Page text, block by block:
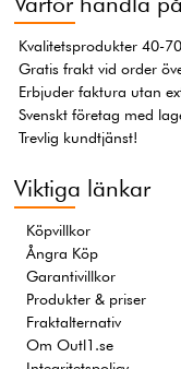
Kvalitetsprodukter 40-
Gratis frakt vid order
Erbjuder faktura utan
Svenskt företag med
Trevlig kundtjänst!
Viktiga länkar
Köpvillkor
Ångra Köp
Garantivillkor
Produkter & priser
Fraktalternativ
Om Outl1.se